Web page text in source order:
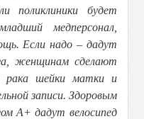
поликлиники будет
медперсонал,
Если надо – дадут
женщинам сделают
рака шейки матки и
записи. Здоровым
А+ дадут велосипед